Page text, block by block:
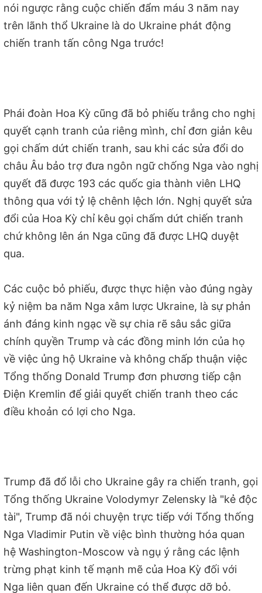
nói ngược rằng cuộc chiến đẩm máu 3 năm nay
trên lãnh thổ Ukraine là do Ukraine phát động
chiến tranh tấn công Nga trước!
Phái đoàn Hoa Kỳ cũng đã bỏ phiếu trắng cho nghị
quyết cạnh tranh của riêng mình, chỉ đơn giản kêu
gọi chấm dứt chiến tranh, sau khi các sửa đổi do
châu Âu bảo trợ đưa ngôn ngữ chống Nga vào nghị
quyết đã được 193 các quốc gia thành viên LHQ
thông qua với tỷ lệ chênh lệch lớn. Nghị quyết sửa
đổi của Hoa Kỳ chỉ kêu gọi chấm dứt chiến tranh
chứ không lên án Nga cũng đã được LHQ duyệt
qua.
Các cuộc bỏ phiếu, được thực hiện vào đúng ngày
kỷ niệm ba năm Nga xâm lược Ukraine, là sự phản
ánh đáng kinh ngạc về sự chia rẽ sâu sắc giữa
chính quyền Trump và các đồng minh lớn của họ
về việc ủng hộ Ukraine và không chấp thuận việc
Tổng thống Donald Trump đơn phương tiếp cận
Điện Kremlin để giải quyết chiến tranh theo các
điều khoản có lợi cho Nga.
Trump đã đổ lỗi cho Ukraine gây ra chiến tranh, gọi
Tổng thống Ukraine Volodymyr Zelensky là "kẻ độc
tài", Trump đã nói chuyện trực tiếp với Tổng thống
Nga Vladimir Putin về việc bình thường hóa quan
hệ Washington-Moscow và ngụ ý rằng các lệnh
trừng phạt kinh tế mạnh mẽ của Hoa Kỳ đối với
Nga liên quan đến Ukraine có thể được dỡ bỏ.